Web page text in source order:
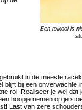
Een rolkooi is
in de meeste
blijft bij een
rol. Realiseer je wel
hoopje riemen op je
Last van zere